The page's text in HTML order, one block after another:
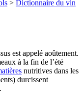
> Dictionnaire du vin
est appelé aoûtement.
à la fin de l’été
nutritives dans les
durcissent